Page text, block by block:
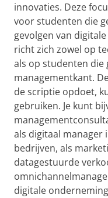
innovaties. Deze
voor studenten die
gevolgen van
richt zich zowel op
als op studenten die
managementkant.
de scriptie opdoet,
gebruiken. Je kunt
als digitaal manager
bedrijven, als
datagestuurde
digitale